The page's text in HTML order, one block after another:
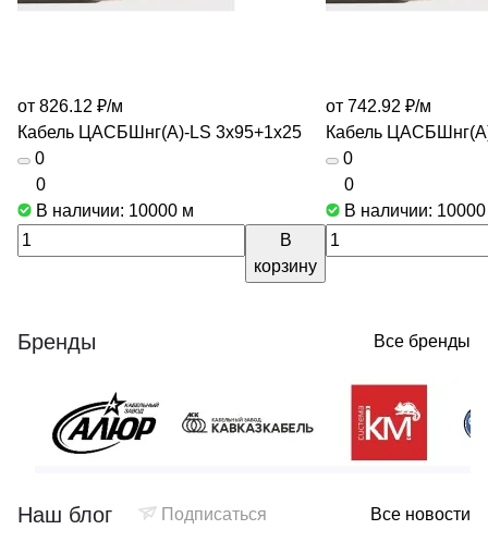
от 826.12 ₽/м
Кабель ЦАСБШнг(А)-LS 3х95+1х25
0
0
В наличии: 10000 м
В
корзину
от 742.92 ₽/м
Кабель
0
0
В наличии:
Бренды Все бренды
Наш блог Подписаться Все новости